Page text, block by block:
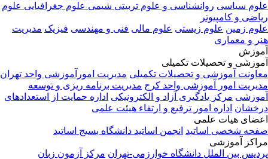
علوم سیاسی روانشناسی و علوم تربیتی شیمی علوم جغرافیایی علوم
ریاضی و کامپیوتر
علوم زمین علوم زیستی علوم مالی فنی و مهندسی فیزیک مدیریت
هنر و معماری
آموزش
آموزشی و تحصیلات تکمیلی
معاونت آموزشی و تحصیلات تکمیلی مدیریت امورآموزشی واحد تهران
مدیریت امور آموزشی واحد کرج مدیریت برنامه ریزی و توسعه
آموزشی مرکز یادگیری آزاد و الکترونیکی اداره حمایت از استعدادهای
درخشان اداره امور ترفیع و ارتقاء هیئت علمی
اعضای هیات علمی
صفحه شخصی اساتید انجمن اساتید دانشگاه بسیج اساتید
مراکز آموزشی
پردیس بین الملل دانشگاه خوارزمی-تهران مرکز آزمون زبان